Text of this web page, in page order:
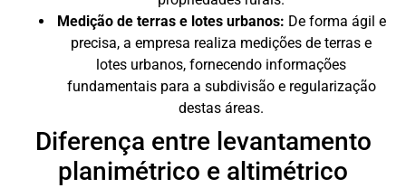
Medição de terras e lotes urbanos: De forma ágil e
precisa, a empresa realiza medições de terras e
lotes urbanos, fornecendo informações
fundamentais para a subdivisão e regularização
destas áreas.
Diferença entre levantamento
planimétrico e altimétrico